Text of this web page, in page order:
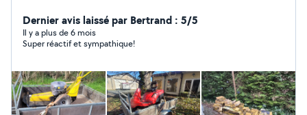
Possede une remorque, et autres matériels . Personne
ponctuelle
Dernier avis laissé par Bertrand : 5/5
Il y a plus de 6 mois
Super réactif et sympathique!